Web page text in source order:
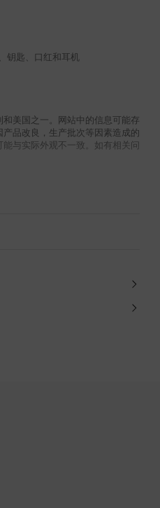
钥匙、口红和耳机
美国之一。网站中的信息可能存
品改良，生产批次等因素造成的
与实际外观不一致。如有相关问